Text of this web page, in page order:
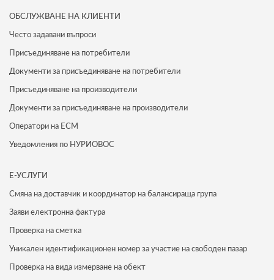
ОБСЛУЖВАНЕ НА КЛИЕНТИ
Често задавани въпроси
Присъединяване на потребители
Документи за присъединяване на потребители
Присъединяване на производители
Документи за присъединяване на производители
Оператори на ЕСМ
Уведомления по НУРИОВОС
Е-УСЛУГИ
Смяна на доставчик и координатор на балансираща група
Заяви електронна фактура
Проверка на сметка
Уникален идентификационен номер за участие на свободен пазар
Проверка на вида измерване на обект